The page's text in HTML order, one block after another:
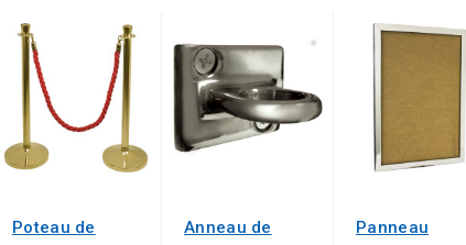
Poteau de
Anneau de
Panneau